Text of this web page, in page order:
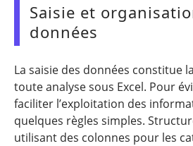
Saisie et
données
La saisie des données constitue
toute analyse sous Excel. Pour
faciliter l’exploitation des
quelques règles simples.
utilisant des colonnes pour les